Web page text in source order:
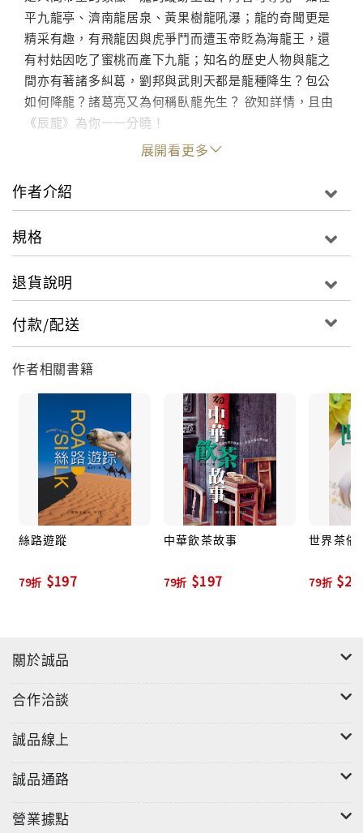
平九龍亭、濟南龍居泉、黃果樹龍吼瀑；龍的奇聞更是
精采有趣，有飛龍因與虎爭鬥而遭玉帝貶為海龍王，還
有村姑因吃了蜜桃而產下九龍；知名的歷史人物與龍之
間亦有著諸多糾葛，劉邦與武則天都是龍種降生？包公
如何降龍？諸葛亮又為何稱臥龍先生？ 欲知詳情，且由
《辰龍》為你一一分曉！
展開看更多
作者介紹
規格
退貨說明
付款/配送
作者相關書籍
絲路遊蹤
79折 $197
中華飲茶故事
79折 $197
世界茶俗
79折
關於誠品
合作洽談
誠品線上
誠品通路
營業據點